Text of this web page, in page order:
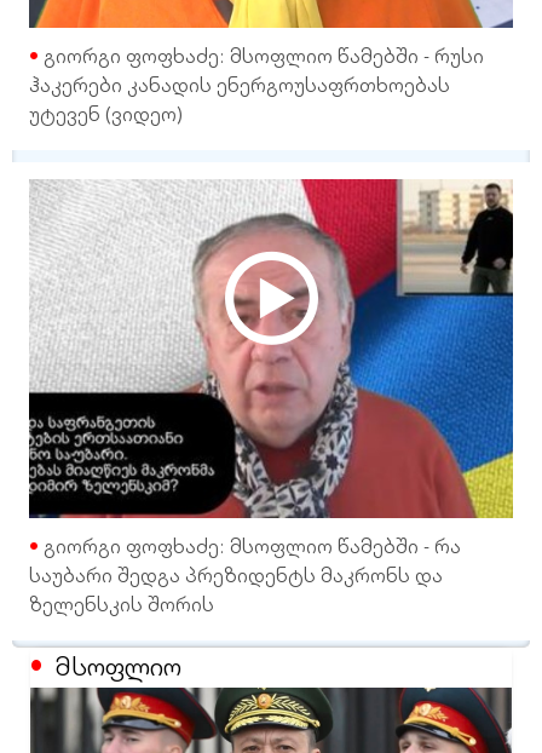
გიორგი ფოფხაძე: მსოფლიო წამებში - რუსი
ჰაკერები კანადის ენერგოუსაფრთხოებას
უტევენ (ვიდეო)
გიორგი ფოფხაძე: მსოფლიო წამებში - რა
საუბარი შედგა პრეზიდენტს მაკრონს და
ზელენსკის შორის
მსოფლიო